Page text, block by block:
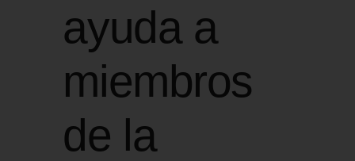
ayuda a
miembros
de la